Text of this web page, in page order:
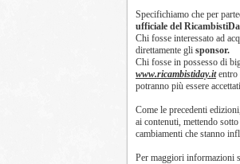
Specifichiamo che per
ufficiale del
Chi fosse interessato ad
direttamente gli sponsor.
Chi fosse in possesso di
www.ricambistiday.itentro
potranno più essere
Come le precedenti
ai contenuti, mettendo
cambiamenti che stanno
Per maggiori informazioni